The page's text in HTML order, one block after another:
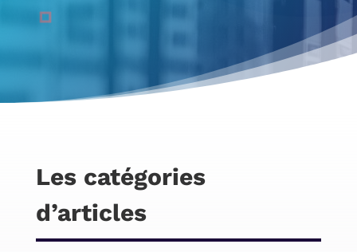
Les catégories
d’articles